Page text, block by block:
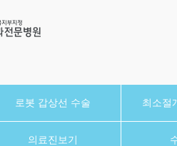
로봇 갑상선 수술 최소절
의료진보기